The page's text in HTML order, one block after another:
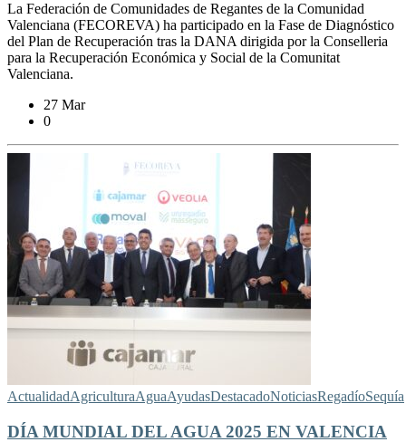
La Federación de Comunidades de Regantes de la Comunidad
Valenciana (FECOREVA) ha participado en la Fase de Diagnóstico
del Plan de Recuperación tras la DANA dirigida por la Conselleria
para la Recuperación Económica y Social de la Comunitat
Valenciana.
27 Mar
0
ActualidadAgriculturaAguaAyudasDestacadoNoticiasRegadíoSequía
DÍA MUNDIAL DEL AGUA 2025 EN VALENCIA